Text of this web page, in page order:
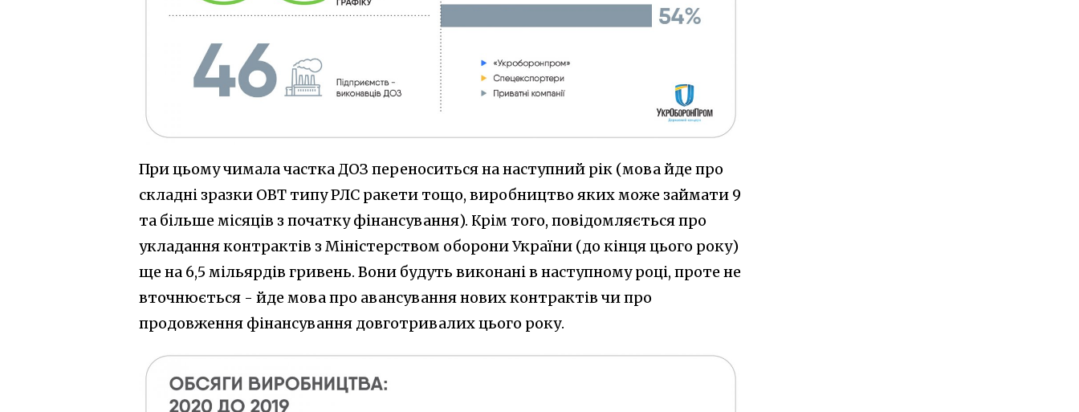
При цьому чимала частка ДОЗ переноситься на наступний рік (мова йде про
складні зразки ОВТ типу РЛС ракети тощо, виробництво яких може займати 9
та більше місяців з початку фінансування). Крім того, повідомляється про
укладання контрактів з Міністерством оборони України (до кінця цього року)
ще на 6,5 мільярдів гривень. Вони будуть виконані в наступному році, проте не
вточнюється - йде мова про авансування нових контрактів чи про
продовження фінансування довготривалих цього року.